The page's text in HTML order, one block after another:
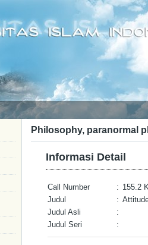
Philosophy, paranormal
Informasi Detail
Call Number : 155.2
Judul
:
Judul Asli
:
Judul Seri
: